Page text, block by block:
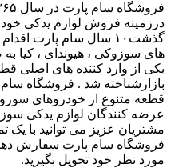
درزمینه فروش لوازم یدکی
گذشت۱۰ سال سام پارت
های سوزوکی ، هیوندای ، کیا
یکی از وارد کننده های اصلی
قطعه متنوع از خودروهای
عرضه کنندگان لوازم یدکی
مشتریان عزیز می توانید با
فروشگاه سام پارت سفارش
مورد نظر خود تحویل بگیرید.